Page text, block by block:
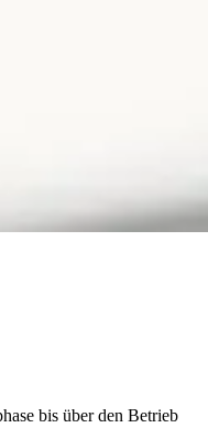
bis über den Betrieb